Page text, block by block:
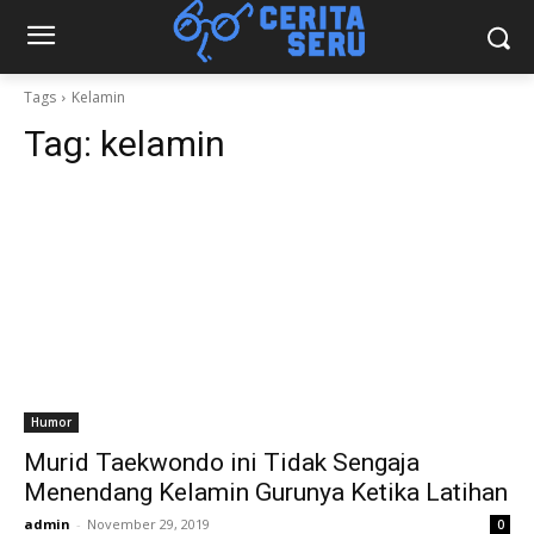
Tags Kelamin
Tag: kelamin
Humor
Murid Taekwondo ini Tidak Sengaja
Menendang Kelamin Gurunya Ketika Latihan
admin - November 29, 2019 0